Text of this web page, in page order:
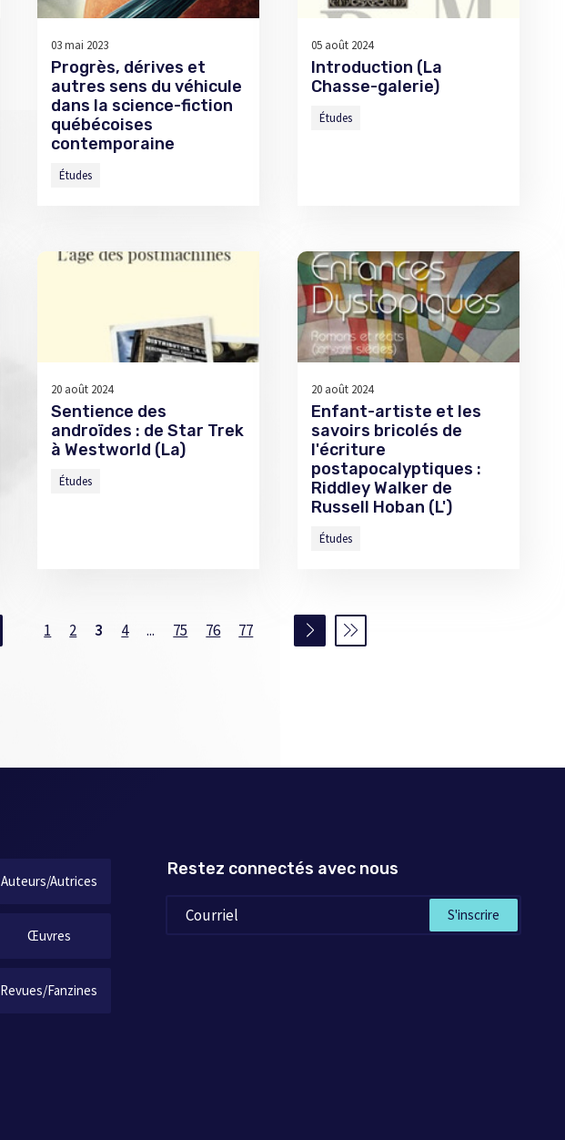
03 mai 2023
Progrès, dérives et
autres sens du véhicule
dans la science-fiction
québécoises
contemporaine
Études
05 août 2024
Introduction (La
Chasse-galerie)
Études
20 août 2024
Sentience des
androïdes : de Star Trek
à Westworld (La)
Études
20 août 2024
Enfant-artiste et les
savoirs bricolés de
l'écriture
postapocalyptiques :
Riddley Walker de
Russell Hoban (L')
Études
1 2 3 4 ... 75 76 77
Auteurs/Autrices
Œuvres
Revues/Fanzines
Restez connectés avec nous
S'inscrire